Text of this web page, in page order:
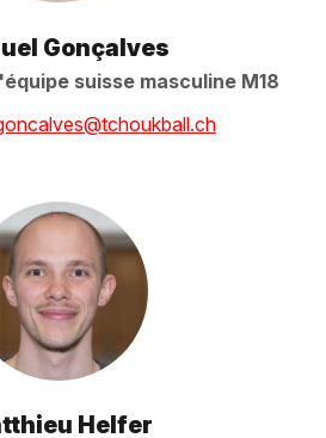
Gonçalves
suisse masculine M18
Helfer